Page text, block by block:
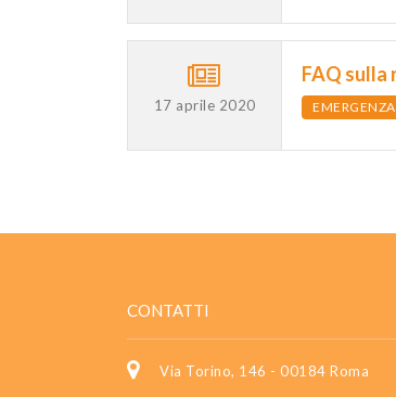
17 aprile 2020
FAQ
CONTATTI
Via Torino, 146 - 00184 Roma